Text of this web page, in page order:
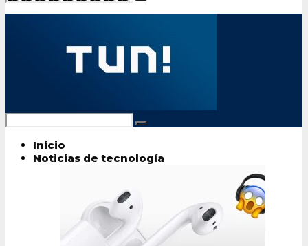
Inicio
Noticias de tecnología